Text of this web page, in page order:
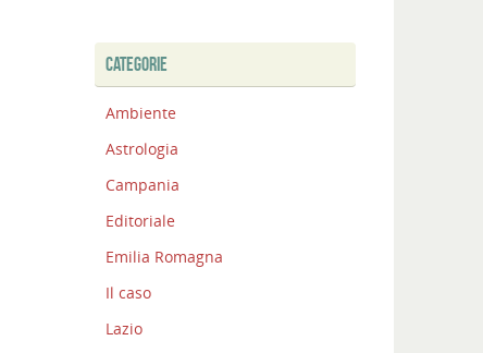
CATEGORIE
Ambiente
Astrologia
Campania
Editoriale
Emilia Romagna
Il caso
Lazio